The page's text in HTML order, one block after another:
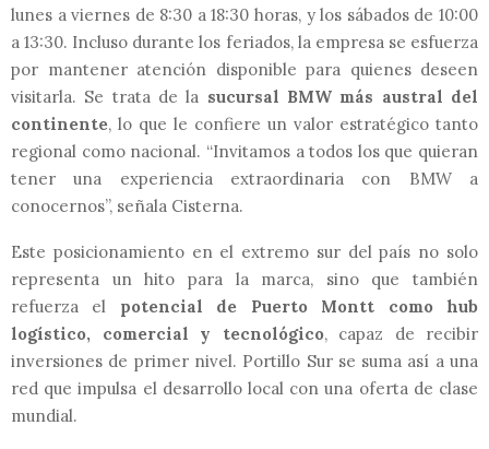
lunes a viernes de 8:30 a 18:30 horas, y los sábados de 10:00
a 13:30. Incluso durante los feriados, la empresa se esfuerza
por mantener atención disponible para quienes deseen
visitarla. Se trata de la sucursal BMW más austral del
continente, lo que le confiere un valor estratégico tanto
regional como nacional. “Invitamos a todos los que quieran
tener una experiencia extraordinaria con BMW a
conocernos”, señala Cisterna.
Este posicionamiento en el extremo sur del país no solo
representa un hito para la marca, sino que también
refuerza el potencial de Puerto Montt como hub
logístico, comercial y tecnológico, capaz de recibir
inversiones de primer nivel. Portillo Sur se suma así a una
red que impulsa el desarrollo local con una oferta de clase
mundial.